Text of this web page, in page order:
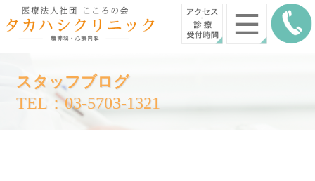
スタッフブログ
TEL：03-5703-1321